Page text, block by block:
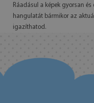
Ráadásul a képek gyorsan
hangulatát bármikor az
igazíthatod.